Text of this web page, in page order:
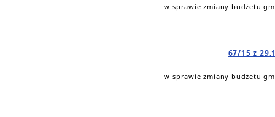
w sprawie zmiany budżetu
67/15 z
w sprawie zmiany budżetu